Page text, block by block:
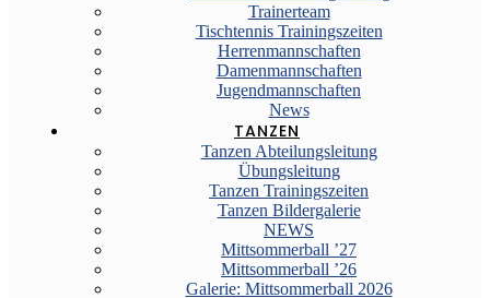
Trainerteam
Tischtennis Trainingszeiten
Herrenmannschaften
Damenmannschaften
Jugendmannschaften
News
TANZEN
Tanzen Abteilungsleitung
Übungsleitung
Tanzen Trainingszeiten
Tanzen Bildergalerie
NEWS
Mittsommerball ’27
Mittsommerball ’26
Galerie: Mittsommerball 2026